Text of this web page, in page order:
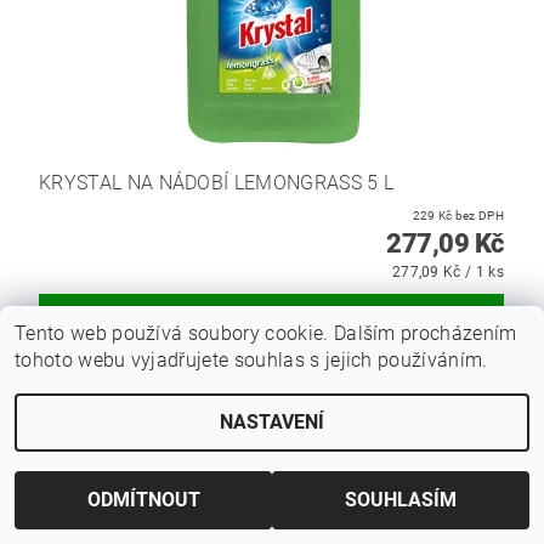
KRYSTAL NA NÁDOBÍ LEMONGRASS 5 L
229 Kč bez DPH
277,09 Kč
277,09 Kč / 1 ks
Hmotnost
1 kg
Cleamen
Bezpečnostní list (125.2 kB)
Tento web používá soubory cookie. Dalším procházením
tohoto webu vyjadřujete souhlas s jejich používáním.
NASTAVENÍ
ODMÍTNOUT SOUHLASÍM